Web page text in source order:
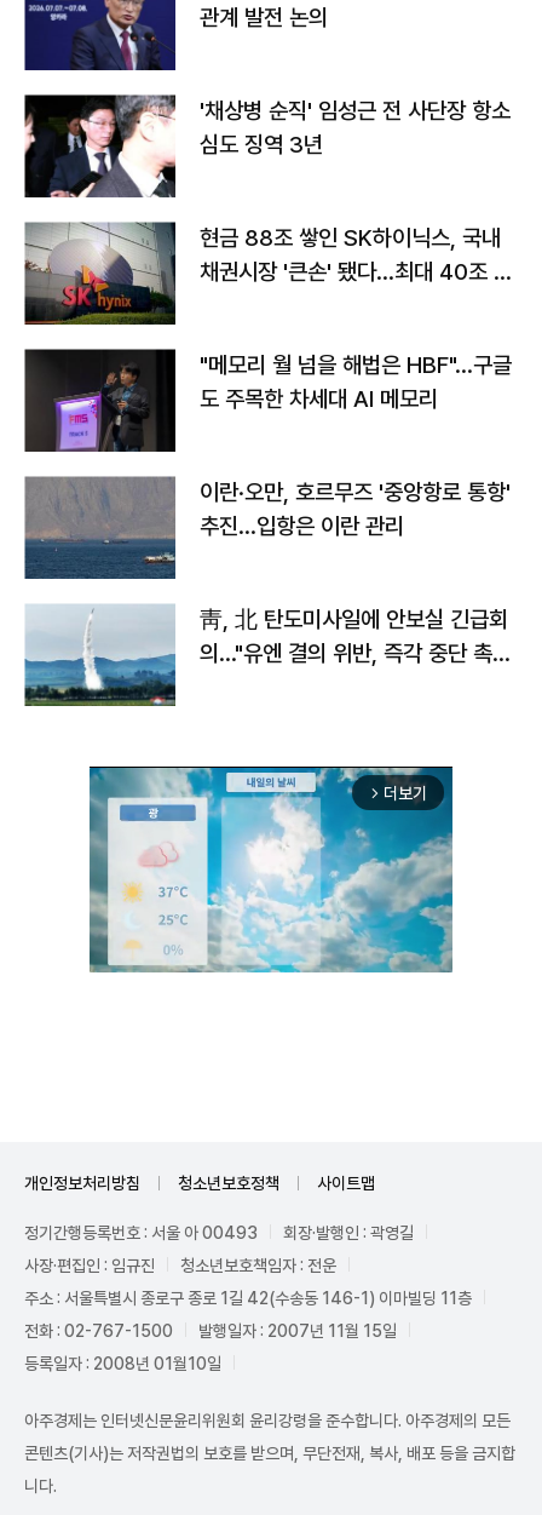
관계 발전 논의
'채상병 순직' 임성근 전 사단장 항소
심도 징역 3년
현금 88조 쌓인 SK하이닉스, 국내
채권시장 '큰손' 됐다…최대 40조 투
"메모리 월 넘을 해법은 HBF"…구글
도 주목한 차세대 AI 메모리
이란·오만, 호르무즈 '중앙항로 통항'
추진…입항은 이란 관리
靑, 北 탄도미사일에 안보실 긴급회
의…"유엔 결의 위반, 즉각 중단 촉
arrow_forward_ios 더보기
개인정보처리방침 청소년보호정책 사이트맵
정기간행등록번호 : 서울 아 00493
회장·발행인 : 곽영길
사장·편집인 : 임규진
청소년보호책임자 : 전운
주소 : 서울특별시 종로구 종로 1길 42(수송동 146-1) 이마빌딩 11층
전화 : 02-767-1500
발행일자 : 2007년 11월 15일
등록일자 : 2008년 01월10일
아주경제는 인터넷신문윤리위원회 윤리강령을 준수합니다. 아주경제의 모든
콘텐츠(기사)는 저작권법의 보호를 받으며, 무단전재, 복사, 배포 등을 금지합
니다.